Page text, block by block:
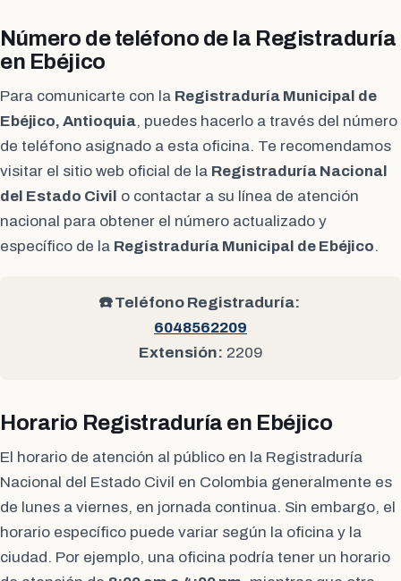
Número de teléfono de la Registraduría
en Ebéjico
Para comunicarte con la Registraduría Municipal de
Ebéjico, Antioquia, puedes hacerlo a través del número
de teléfono asignado a esta oficina. Te recomendamos
visitar el sitio web oficial de la Registraduría Nacional
del Estado Civil o contactar a su línea de atención
nacional para obtener el número actualizado y
específico de la Registraduría Municipal de Ebéjico.
☎️ Teléfono Registraduría:
6048562209
Extensión: 2209
Horario Registraduría en Ebéjico
El horario de atención al público en la Registraduría
Nacional del Estado Civil en Colombia generalmente es
de lunes a viernes, en jornada continua. Sin embargo, el
horario específico puede variar según la oficina y la
ciudad. Por ejemplo, una oficina podría tener un horario